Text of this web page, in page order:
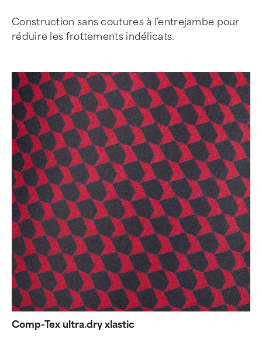
Construction sans coutures à l'entrejambe pour
réduire les frottements indélicats.
Comp-Tex ultra.dry xlastic